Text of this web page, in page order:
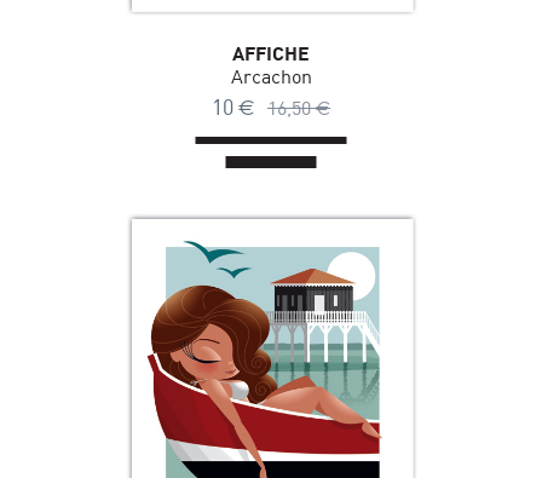
AFFICHE
Arcachon
10 € 16,50€